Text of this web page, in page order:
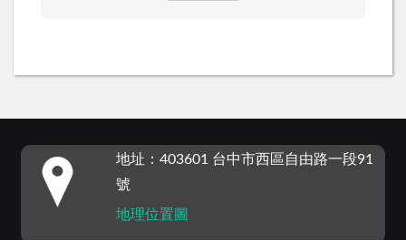
地址：403601 台中市西區自由路一段91
號
地理位置圖